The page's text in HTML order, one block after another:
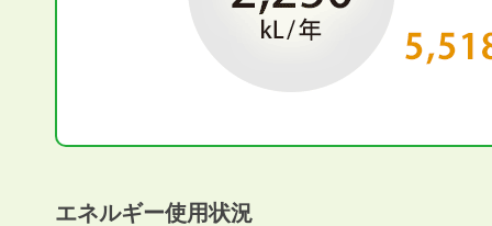
エネルギー使用状況